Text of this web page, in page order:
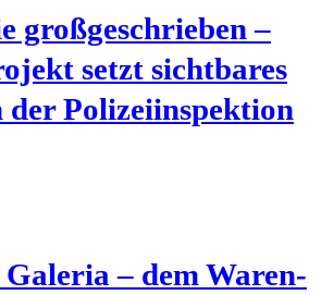
groß­ge­schrie­ben –
setzt sicht­ba­res
der Poli­zei­in­spek­ti­on
Gale­ria – dem Waren­